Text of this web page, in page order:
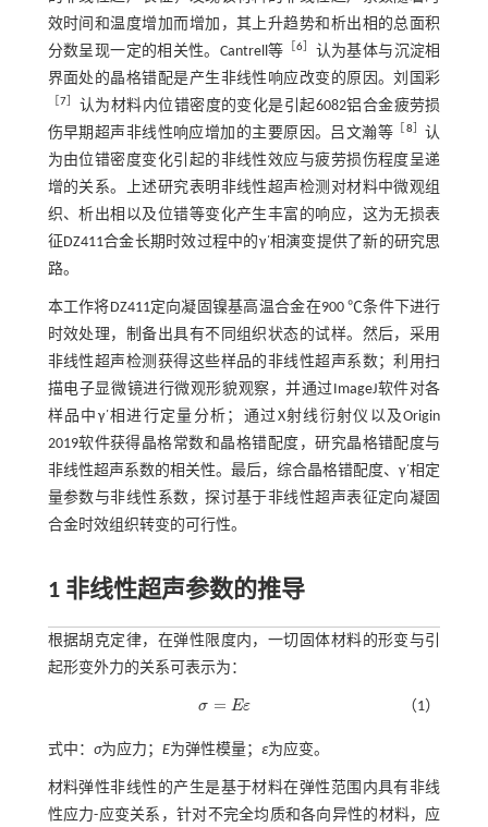
效时间和温度增加而增加，其上升趋势和析出相的总面积
分数呈现一定的相关性。Cantrell等
6］ 认为基体与沉淀相
界面处的晶格错配是产生非线性响应改变的原因。刘国彩
［7
认为材料内位错密度的变化是引起6082铝合金疲劳损
伤早期超声非线性响应增加的主要原因。吕文瀚等
8 ］认
为由位错密度变化引起的非线性效应与疲劳损伤程度呈递
增的关系。上述研究表明非线性超声检测对材料中微观组
织、析出相以及位错等变化产生丰富的响应，这为无损表
征DZ411合金长期时效过程中的γ΄相演变提供了新的研究思
路。
本工作将DZ411定向凝固镍基高温合金在900 ℃条件下进行
时效处理，制备出具有不同组织状态的试样。然后，采用
非线性超声检测获得这些样品的非线性超声系数；利用扫
描电子显微镜进行微观形貌观察，并通过ImageJ软件对各
样品中γ΄相进行定量分析；通过X射线衍射仪以及Origin
2019软件获得晶格常数和晶格错配度，研究晶格错配度与
非线性超声系数的相关性。最后，综合晶格错配度、γ΄相定
量参数与非线性系数，探讨基于非线性超声表征定向凝固
合金时效组织转变的可行性。
1 非线性超声参数的推导
根据胡克定律，在弹性限度内，一切固体材料的形变与引
起形变外力的关系可表示为：
σ = Eε
σ= Eε （1）
式中： σ为应力； E为弹性模量； ε为应变。
材料弹性非线性的产生是基于材料在弹性范围内具有非线
性应力-应变关系，针对不完全均质和各向异性的材料，应